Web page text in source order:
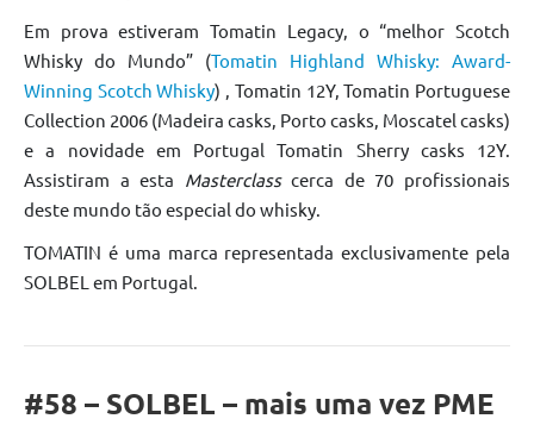
Em prova estiveram Tomatin Legacy, o “melhor Scotch
Whisky do Mundo” (Tomatin Highland Whisky: Award-
Winning Scotch Whisky) , Tomatin 12Y, Tomatin Portuguese
Collection 2006 (Madeira casks, Porto casks, Moscatel casks)
e a novidade em Portugal Tomatin Sherry casks 12Y.
Assistiram a esta Masterclasscerca de 70 profissionais
deste mundo tão especial do whisky.
TOMATIN é uma marca representada exclusivamente pela
SOLBEL em Portugal.
#58 – SOLBEL – mais uma vez PME